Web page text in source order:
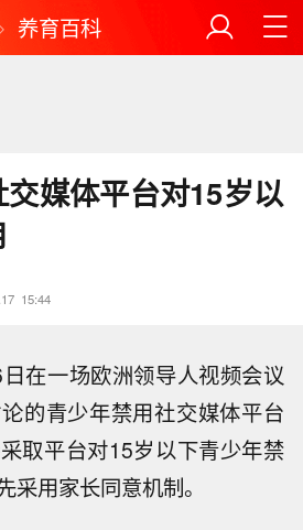
养育百科
媒体平台对15岁以
15:44
在一场欧洲领导人视频会议
的青少年禁用社交媒体平台
取平台对15岁以下青少年禁
采用家长同意机制。